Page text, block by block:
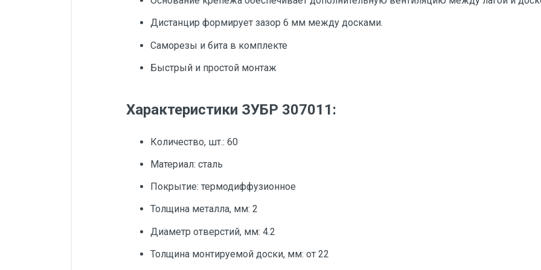
Дистанцир формирует зазор 6 мм между досками.
Саморезы и бита в комплекте
Быстрый и простой монтаж
Характеристики ЗУБР 307011:
Количество, шт.: 60
Материал: сталь
Покрытие: термодиффузионное
Толщина металла, мм: 2
Диаметр отверстий, мм: 4.2
Толщина монтируемой доски, мм: от 22